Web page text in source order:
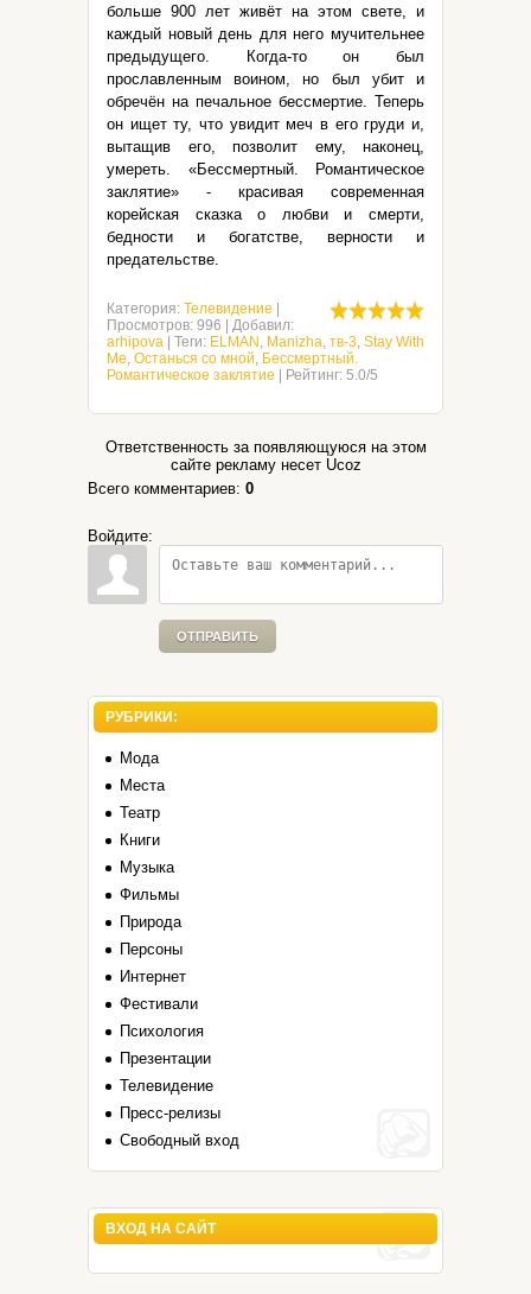
больше 900 лет живёт на этом свете, и
каждый новый день для него мучительнее
предыдущего. Когда-то он был
прославленным воином, но был убит и
обречён на печальное бессмертие. Теперь
он ищет ту, что увидит меч в его груди и,
вытащив его, позволит ему, наконец,
умереть. «Бессмертный. Романтическое
заклятие» - красивая современная
корейская сказка о любви и смерти,
бедности и богатстве, верности и
предательстве.
Категория: Телевидение
Просмотров: 996 Добавил:
arhipova
Теги: ELMAN , Manizha, тв-3, Stay With
Me, Останься со мной, Бессмертный.
Романтическое заклятие
Рейтинг: 5.0/5
Ответственность за появляющуюся на этом
сайте рекламу несет Ucoz
Всего комментариев: 0
Войдите:
ОТПРАВИТЬ
РУБРИКИ:
Мода
Места
Театр
Книги
Музыка
Фильмы
Природа
Персоны
Интернет
Фестивали
Психология
Презентации
Телевидение
Пресс-релизы
Свободный вход
ВХОД НА САЙТ